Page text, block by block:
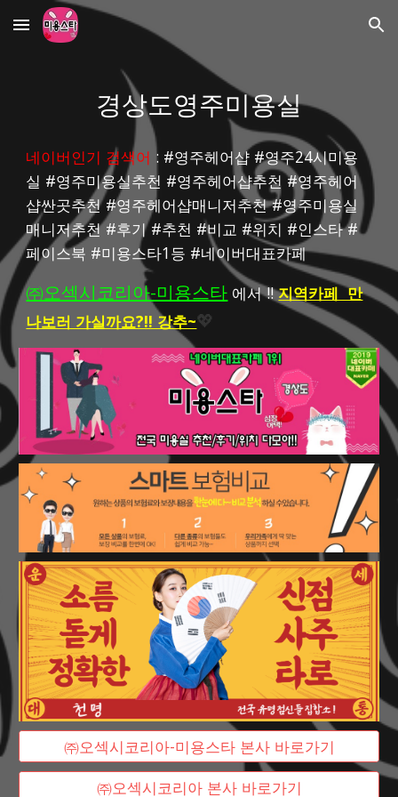
Skip to main content Skip to navigation
경상도영주미용실
네이버인기 검색어 : #영주헤어샵 #영주24시미용
실 #영주미용실추천 #영주헤어샵추천 #영주헤어
샵싼곳추천 #영주헤어샵매니저추천 #영주미용실
매니저추천 #후기 #추천 #비교 #위치 #인스타 #
페이스북 #미용스타1등 #네이버대표카페
㈜오섹시코리아-미용스타 에서 !! 지역카페  만
나보러 가실까요?!! 강추~💖
㈜오섹시코리아-미용스타 본사 바로가기
㈜오섹시코리아 본사 바로가기